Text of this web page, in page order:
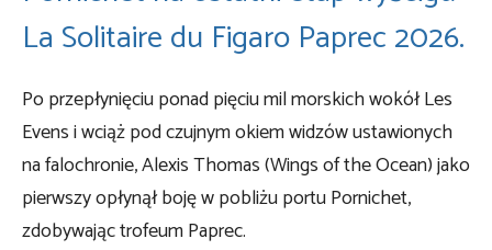
La Solitaire du Figaro Paprec 2026.
Po przepłynięciu ponad pięciu mil morskich wokół Les
Evens i wciąż pod czujnym okiem widzów ustawionych
na falochronie, Alexis Thomas (Wings of the Ocean) jako
pierwszy opłynął boję w pobliżu portu Pornichet,
zdobywając trofeum Paprec.